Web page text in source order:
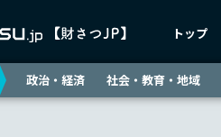
トップ
政治・経済 社会・教育・地域